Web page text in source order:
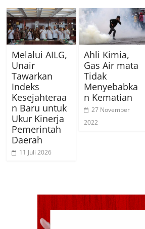
Melalui AILG,
Unair
Tawarkan
Indeks
Kesejahteraa
n Baru untuk
Ukur Kinerja
Pemerintah
Daerah
11 Juli 2026
Ahli Kimia,
Gas Air mata
Tidak
Menyebabka
n Kematian
27 November
2022